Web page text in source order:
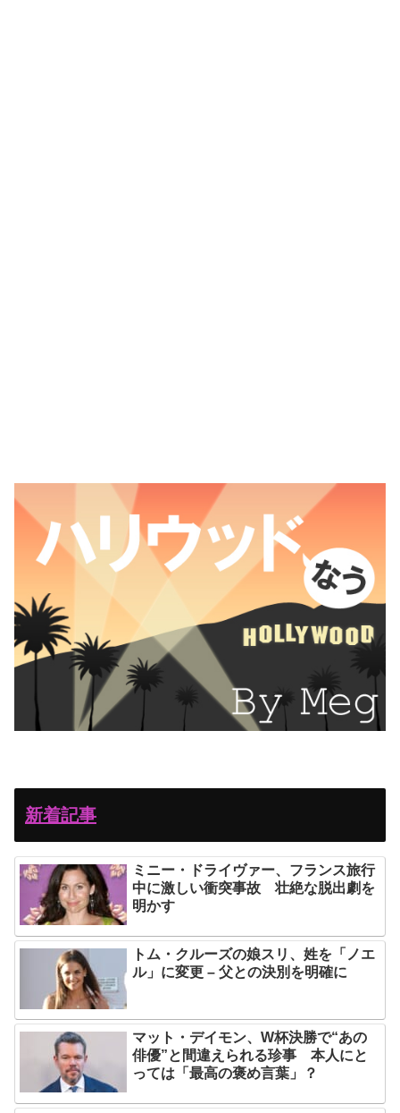
新着記事
ミニー・ドライヴァー、フランス旅行
中に激しい衝突事故 壮絶な脱出劇を
明かす
トム・クルーズの娘スリ、姓を「ノエ
ル」に変更 – 父との決別を明確に
マット・デイモン、W杯決勝で“あの
俳優”と間違えられる珍事 本人にと
っては「最高の褒め言葉」？